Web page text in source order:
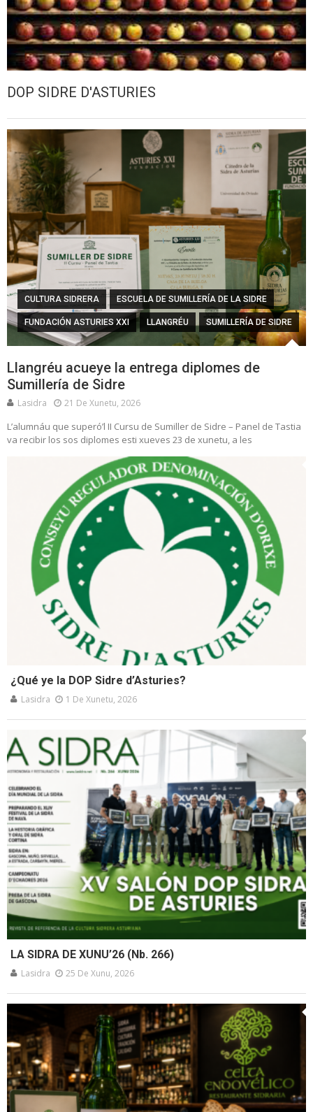
DOP SIDRE D'ASTURIES
CULTURA SIDRERA ESCUELA DE SUMILLERÍA DE LA SIDRE
FUNDACIÓN ASTURIES XXI LLANGRÉU SUMILLERÍA DE SIDRE
Llangréu acueye la entrega diplomes de
Sumillería de Sidre
Lasidra 21 De Xunetu, 2026
L’alumnáu que superó’l II Cursu de Sumiller de Sidre – Panel de Tastia
va recibir los sos diplomes esti xueves 23 de xunetu, a les
¿Qué ye la DOP Sidre d’Asturies?
Lasidra 1 De Xunetu, 2026
LA SIDRA DE XUNU’26 (Nb. 266)
Lasidra 25 De Xunu, 2026